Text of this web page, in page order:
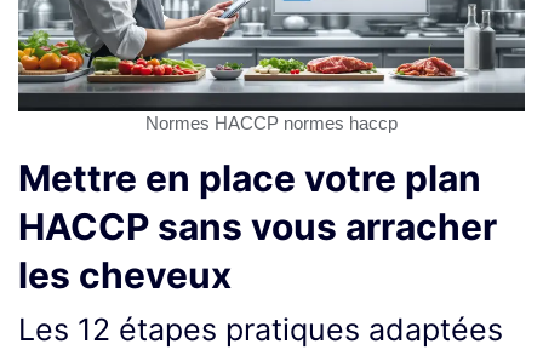
Normes HACCP normes haccp
Mettre en place votre plan
HACCP sans vous arracher
les cheveux
Les 12 étapes pratiques adaptées